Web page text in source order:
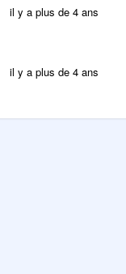
il y a plus de 4 ans
il y a plus de 4 ans